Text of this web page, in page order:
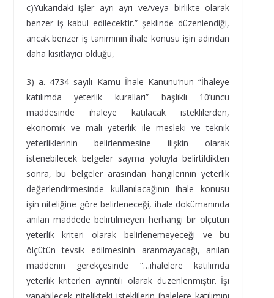
c)Yukarıdaki işler ayrı ayrı ve/veya birlikte olarak
benzer iş kabul edilecektir.” şeklinde düzenlendiği,
ancak benzer iş tanımının ihale konusu işin adından
daha kısıtlayıcı olduğu,
3) a. 4734 sayılı Kamu İhale Kanunu’nun “İhaleye
katılımda yeterlik kuralları” başlıklı 10’uncu
maddesinde ihaleye katılacak isteklilerden,
ekonomik ve mali yeterlik ile mesleki ve teknik
yeterliklerinin belirlenmesine ilişkin olarak
istenebilecek belgeler sayma yoluyla belirtildikten
sonra, bu belgeler arasından hangilerinin yeterlik
değerlendirmesinde kullanılacağının ihale konusu
işin niteliğine göre belirleneceği, ihale dokümanında
anılan maddede belirtilmeyen herhangi bir ölçütün
yeterlik kriteri olarak belirlenemeyeceği ve bu
ölçütün tevsik edilmesinin aranmayacağı, anılan
maddenin gerekçesinde “…ihalelere katılımda
yeterlik kriterleri ayrıntılı olarak düzenlenmiştir. İşi